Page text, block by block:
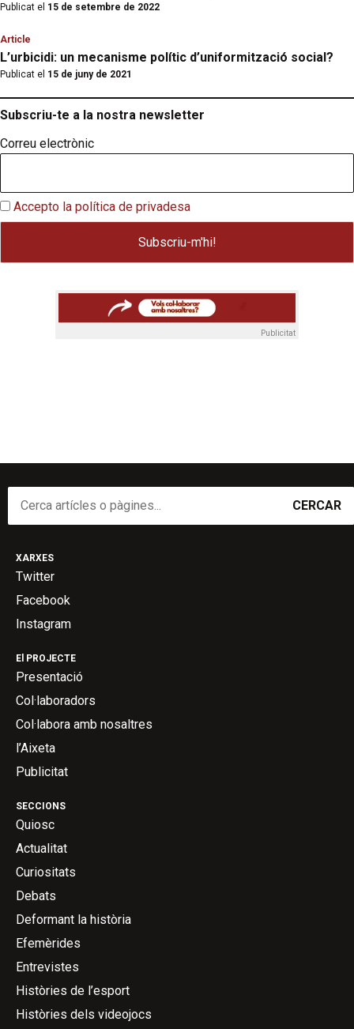
Publicat el 15 de setembre de 2022
Article
L’urbicidi: un mecanisme polític d’uniformització social?
Publicat el 15 de juny de 2021
Subscriu-te a la nostra newsletter
Correu electrònic
Accepto la política de privadesa
Publicitat
CERCAR
SECCIONS
Quiosc
Actualitat
Curiositats
Debats
Deformant la història
Efemèrides
Entrevistes
Històries de l’esport
Històries dels videojocs
El PROJECTE
Presentació
Col·laboradors
Col·labora amb nosaltres
l’Aixeta
Publicitat
XARXES
Twitter
Facebook
Instagram